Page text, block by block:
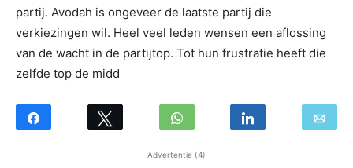
partij. Avodah is ongeveer de laatste partij die
verkiezingen wil. Heel veel leden wensen een aflossing
van de wacht in de partijtop. Tot hun frustratie heeft die
zelfde top de midd
Advertentie (4)